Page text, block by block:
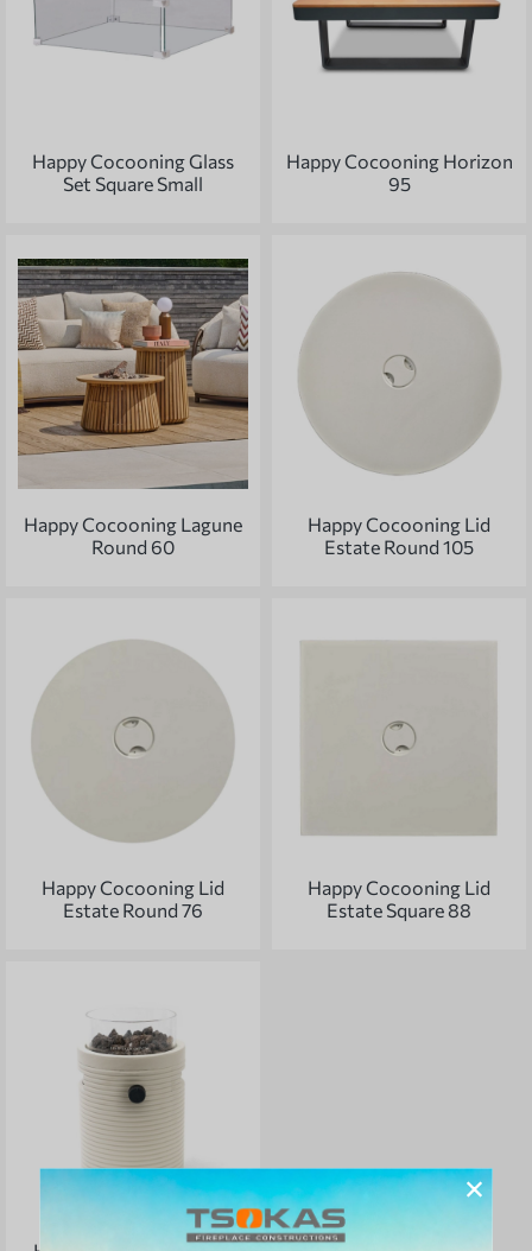
×
Happy Cocooning Glass
Set Square Small
Happy Cocooning Horizon
95
Happy Cocooning Lagune
Round 60
Happy Cocooning Lid
Estate Round 105
Happy Cocooning Lid
Estate Round 76
Happy Cocooning Lid
Estate Square 88